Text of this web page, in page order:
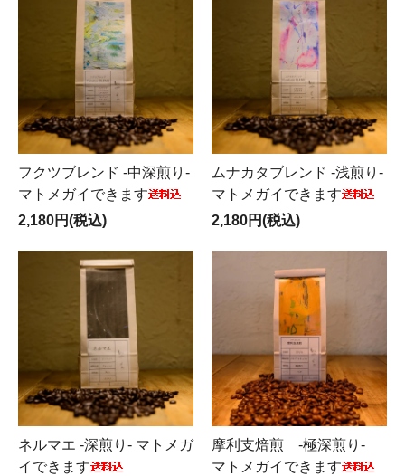
フクツブレンド -中深煎り-
マトメガイできます
2,180円(税込)
ムナカタブレンド -浅煎り-
マトメガイできます
2,180円(税込)
ネルマエ -深煎り- マトメガ
イできます
摩利支焙煎 -極深煎り-
マトメガイできます